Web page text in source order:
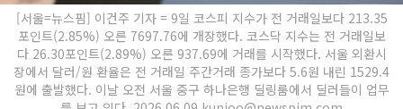
[서울=뉴스핌] 이건주 기자 = 9일 코스피 지수가 전 거래일보다 213.35
포인트(2.85%) 오른 7697.76에 개장했다. 코스닥 지수는 전 거래일보
다 26.30포인트(2.89%) 오른 937.69에 거래를 시작했다. 서울 외환시
장에서 달러/원 환율은 전 거래일 주간거래 종가보다 5.6원 내린 1529.4
원에 출발했다. 이날 오전 서울 중구 하나은행 딜링룸에서 딜러들이 업무